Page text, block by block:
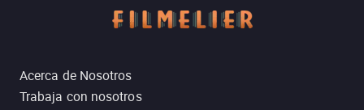
Acerca de Nosotros
Trabaja con nosotros